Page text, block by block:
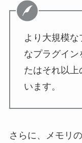
より大規模
なプラグイン
たはそれ以上
います。
さらに、メモリ